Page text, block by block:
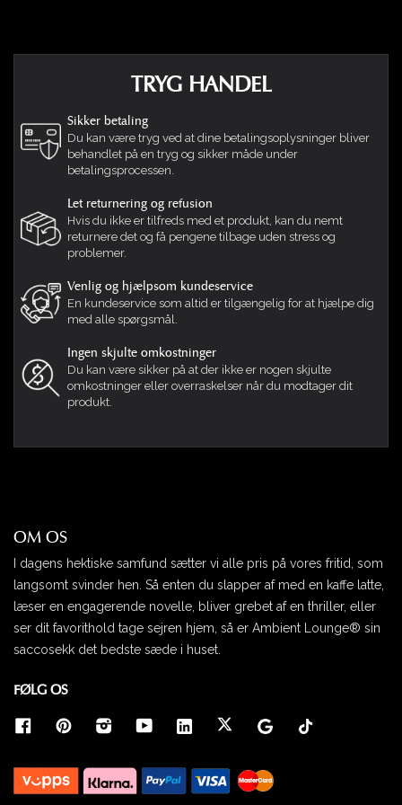
vår velger denne i stedenfor senga vår.
Har en fra før og trenger en på hytta
Iren 14-01-2024
For jeg har tre border collier som jeg
ønsker å gi dem til, pluss jeg har en
TikTok, Instagram, etc. for å vise fram
sengen til Figaro sine følgere og Nonja.
Selena 09-12-2023
tilbakemeldinger, så jeg håper staffen i
hus blir like fornøyd. Elsker fargen! 🐾
👍🏻
Fordi det er den beste hundesengen og
alle hunder burde eie en sånn seng:)
Elisabeth 23-11-2023
Har den fra før og er kjempefornøyd
Fred 24-10-2023
vår seng
CAROLINE 20-10-2023
min kommer til å elske den 😊
Kathrine 26-08-2023
TRYG HANDEL
Sikker betaling
Du kan være tryg ved at dine betalingsoplysninger bliver
behandlet på en tryg og sikker måde under
betalingsprocessen.
Let returnering og refusion
Hvis du ikke er tilfreds med et produkt, kan du nemt
returnere det og få pengene tilbage uden stress og
problemer.
Venlig og hjælpsom kundeservice
En kundeservice som altid er tilgængelig for at hjælpe dig
med alle spørgsmål.
Ingen skjulte omkostninger
Du kan være sikker på at der ikke er nogen skjulte
omkostninger eller overraskelser når du modtager dit
produkt.
OM OS
I dagens hektiske samfund sætter vi alle pris på vores fritid, som
langsomt svinder hen. Så enten du slapper af med en kaffe latte,
læser en engagerende novelle, bliver grebet af en thriller, eller
ser dit favorithold tage sejren hjem, så er Ambient Lounge® sin
saccosekk det bedste sæde i huset.
FØLG OS